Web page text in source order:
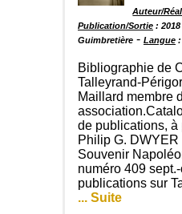
Auteur/
Publication/Sortie : 2018
Guimbretière - Langue :
Bibliographie de
Talleyrand-
Maillard membre
de publications, à
Philip G.
Souvenir
numéro 409
publications sur
... Suite